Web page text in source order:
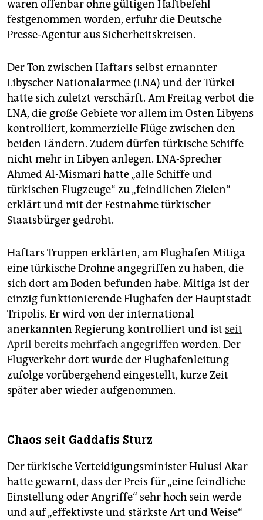
waren offenbar ohne gültigen Haftbefehl
festgenommen worden, erfuhr die Deutsche
Presse-Agentur aus Sicherheitskreisen.
Der Ton zwischen Haftars selbst ernannter
Libyscher Nationalarmee (LNA) und der Türkei
hatte sich zuletzt verschärft. Am Freitag verbot die
LNA, die große Gebiete vor allem im Osten Libyens
kontrolliert, kommerzielle Flüge zwischen den
beiden Ländern. Zudem dürfen türkische Schiffe
nicht mehr in Libyen anlegen. LNA-Sprecher
Ahmed Al-Mismari hatte „alle Schiffe und
türkischen Flugzeuge“ zu „feindlichen Zielen“
erklärt und mit der Festnahme türkischer
Staatsbürger gedroht.
Haftars Truppen erklärten, am Flughafen Mitiga
eine türkische Drohne angegriffen zu haben, die
sich dort am Boden befunden habe. Mitiga ist der
einzig funktionierende Flughafen der Hauptstadt
Tripolis. Er wird von der international
anerkannten Regierung kontrolliert und ist seit
April bereits mehrfach angegriffen worden. Der
Flugverkehr dort wurde der Flughafenleitung
zufolge vorübergehend eingestellt, kurze Zeit
später aber wieder aufgenommen.
Chaos seit Gaddafis Sturz
Der türkische Verteidigungsminister Hulusi Akar
hatte gewarnt, dass der Preis für „eine feindliche
Einstellung oder Angriffe“ sehr hoch sein werde
und auf „effektivste und stärkste Art und Weise“